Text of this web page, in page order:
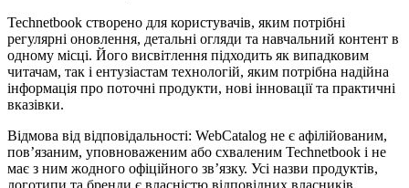
Technetbook створено для користувачів, яким потрібні
регулярні оновлення, детальні огляди та навчальний контент в
одному місці. Його висвітлення підходить як випадковим
читачам, так і ентузіастам технологій, яким потрібна надійна
інформація про поточні продукти, нові інновації та практичні
вказівки.
Відмова від відповідальності: WebCatalog не є афілійованим,
пов’язаним, уповноваженим або схваленим Technetbook і не
має з ним жодного офіційного зв’язку. Усі назви продуктів,
логотипи та бренди є власністю відповідних власників.